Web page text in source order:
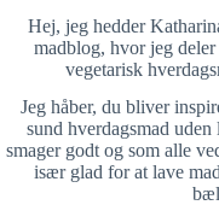
Hej, jeg hedder
madblog, hvor jeg
vegetarisk
Jeg håber, du bliver
sund hverdagsmad
smager godt og som alle
især glad for at lave